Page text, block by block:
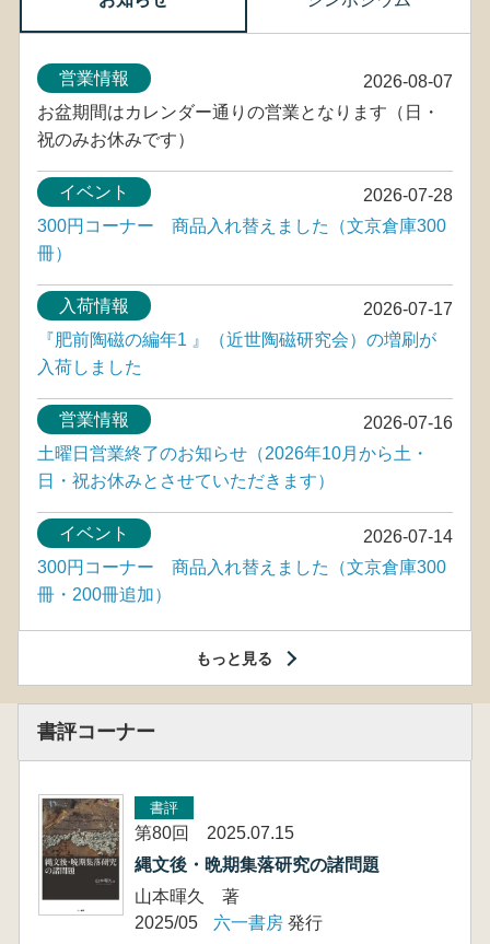
2026-08-07
営業情報
お盆期間はカレンダー通りの営業となります（日・
祝のみお休みです）
2026-07-28
イベント
300円コーナー 商品入れ替えました（文京倉庫300
冊）
2026-07-17
入荷情報
『肥前陶磁の編年1 』（近世陶磁研究会）の増刷が
入荷しました
2026-07-16
営業情報
土曜日営業終了のお知らせ（2026年10月から土・
日・祝お休みとさせていただきます）
2026-07-14
イベント
300円コーナー 商品入れ替えました（文京倉庫300
冊・200冊追加）
もっと見る
書評コーナー
書評
第80回 2025.07.15
縄文後・晩期集落研究の諸問題
山本暉久 著
2025/05
六一書房 発行